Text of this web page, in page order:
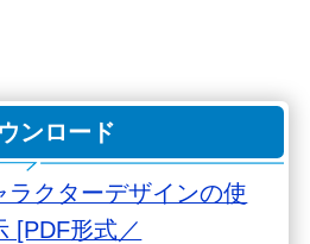
ンロード
ラクターデザインの使
[PDF形式／